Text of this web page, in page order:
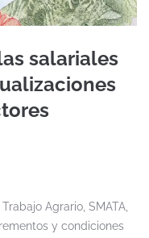
salariales
Agrario, SMATA,
y condiciones